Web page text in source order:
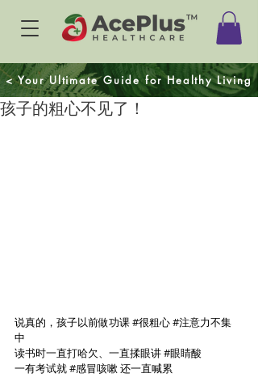
< Your Ultimate Guide for Healthy Living
孩子的粗心不见了！
说真的，孩子以前做功课 #很粗心#注意力不集
中
读书时一直打哈欠、一直揉眼讲 #眼睛酸
一有考试就 #感冒咳嗽 还一直喊累